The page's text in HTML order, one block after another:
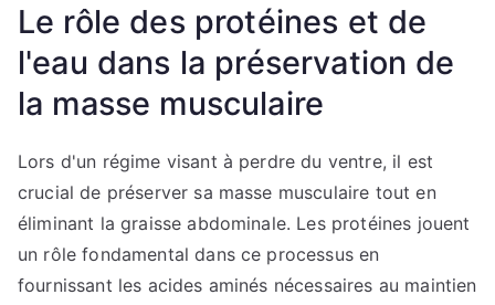
Le rôle des protéines et de
l'eau dans la préservation de
la masse musculaire
Lors d'un régime visant à perdre du ventre, il est
crucial de préserver sa masse musculaire tout en
éliminant la graisse abdominale. Les protéines jouent
un rôle fondamental dans ce processus en
fournissant les acides aminés nécessaires au maintien